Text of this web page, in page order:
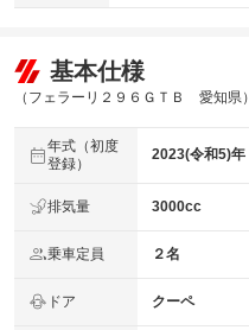
基本仕様
（フェラーリ２９６ＧＴＢ 愛知県）
年式（初度
登録）
2023(令和5)年
排気量 3000cc
乗車定員 ２名
ドア クーペ